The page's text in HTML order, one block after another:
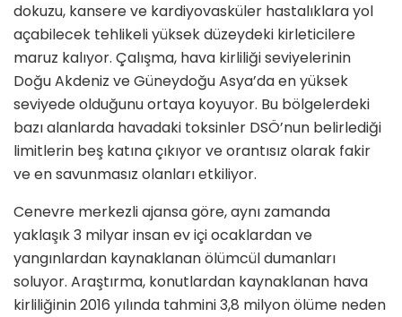
dokuzu, kansere ve kardiyovasküler hastalıklara yol
açabilecek tehlikeli yüksek düzeydeki kirleticilere
maruz kalıyor. Çalışma, hava kirliliği seviyelerinin
Doğu Akdeniz ve Güneydoğu Asya’da en yüksek
seviyede olduğunu ortaya koyuyor. Bu bölgelerdeki
bazı alanlarda havadaki toksinler DSÖ’nun belirlediği
limitlerin beş katına çıkıyor ve orantısız olarak fakir
ve en savunmasız olanları etkiliyor.
Cenevre merkezli ajansa göre, aynı zamanda
yaklaşık 3 milyar insan ev içi ocaklardan ve
yangınlardan kaynaklanan ölümcül dumanları
soluyor. Araştırma, konutlardan kaynaklanan hava
kirliliğinin 2016 yılında tahmini 3,8 milyon ölüme neden